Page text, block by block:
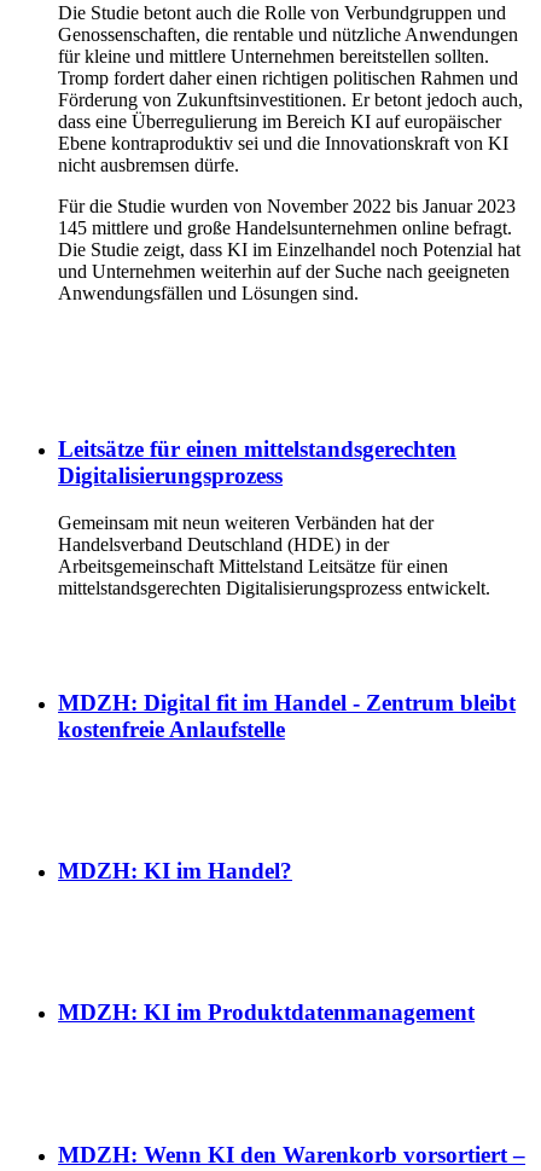
Die Studie betont auch die Rolle von Verbundgruppen und
Genossenschaften, die rentable und nützliche Anwendungen
für kleine und mittlere Unternehmen bereitstellen sollten.
Tromp fordert daher einen richtigen politischen Rahmen und
Förderung von Zukunftsinvestitionen. Er betont jedoch auch,
dass eine Überregulierung im Bereich KI auf europäischer
Ebene kontraproduktiv sei und die Innovationskraft von KI
nicht ausbremsen dürfe.
Für die Studie wurden von November 2022 bis Januar 2023
145 mittlere und große Handelsunternehmen online befragt.
Die Studie zeigt, dass KI im Einzelhandel noch Potenzial hat
und Unternehmen weiterhin auf der Suche nach geeigneten
Anwendungsfällen und Lösungen sind.
Leitsätze für einen mittelstandsgerechten
Digitalisierungsprozess
Gemeinsam mit neun weiteren Verbänden hat der
Handelsverband Deutschland (HDE) in der
Arbeitsgemeinschaft Mittelstand Leitsätze für einen
mittelstandsgerechten Digitalisierungsprozess entwickelt.
MDZH: Digital fit im Handel - Zentrum bleibt
kostenfreie Anlaufstelle
MDZH: KI im Handel?
MDZH: KI im Produktdatenmanagement
MDZH: Wenn KI den Warenkorb vorsortiert –